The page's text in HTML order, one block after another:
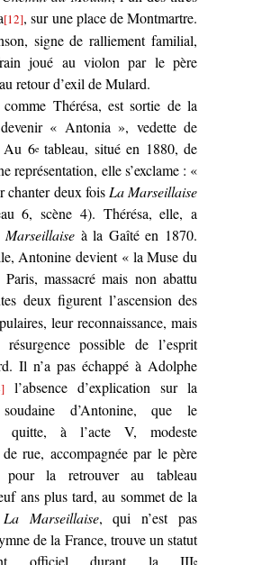
[12], sur une place de Montmartre.
signe de ralliement familial,
joué au violon par le père
retour d’exil de Mulard.
Thérésa, est sortie de la
« Antonia », vedette de
Au 6etableau, situé en 1880, de
représentation, elle s’exclame : «
chanter deux fois La Marseillaise
6, scène 4). Thérésa, elle, a
Marseillaise à la Gaîté en 1870.
Antonine devient « la Muse du
massacré mais non abattu
deux figurent l’ascension des
leur reconnaissance, mais
possible de l’esprit
Il n’a pas échappé à Adolphe
l’absence d’explication sur la
d’Antonine, que le
quitte, à l’acte V, modeste
de rue, accompagnée par le père
pour la retrouver au tableau
ans plus tard, au sommet de la
La Marseillaise, qui n’est pas
de la France, trouve un statut
officiel durant la IIIe